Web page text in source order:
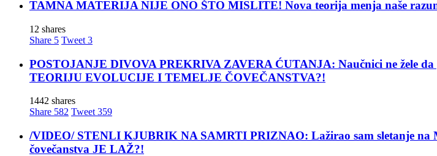
TAMNA MATERIJA NIJE ONO ŠTO MISLITE! Nova teorija menja naše
12 shares
Share 5 Tweet 3
POSTOJANJE DIVOVA PREKRIVA ZAVERA ĆUTANJA: Naučnici ne žele
TEORIJU EVOLUCIJE I TEMELJE ČOVEČANSTVA?!
1442 shares
Share 582 Tweet 359
/VIDEO/ STENLI KJUBRIK NA SAMRTI PRIZNAO: Lažirao sam sletanje
čovečanstva JE LAŽ?!